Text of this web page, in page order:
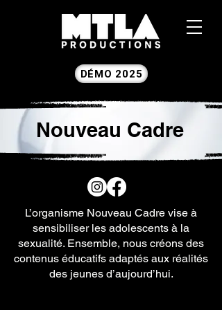
DÉMO 2025
Nouveau Cadre
L’organisme Nouveau Cadre vise à
sensibiliser les adolescents à la
sexualité. Ensemble, nous créons des
contenus éducatifs adaptés aux réalités
des jeunes d’aujourd’hui.